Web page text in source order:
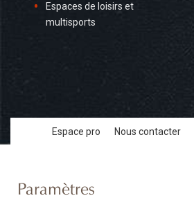
Espaces de loisirs et
multisports
Espace pro Nous contacter
Paramètres